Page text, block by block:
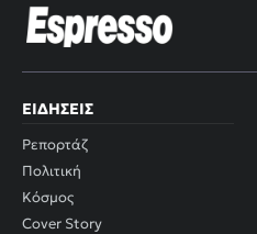
ΕΙΔΉΣΕΙΣ
Ρεπορτάζ
Πολιτική
Κόσμος
Cover Story